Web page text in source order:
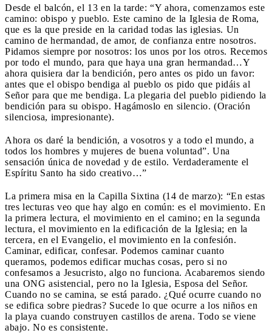
Desde el balcón, el 13 en la tarde: “Y ahora, comenzamos este
camino: obispo y pueblo. Este camino de la Iglesia de Roma,
que es la que preside en la caridad todas las iglesias. Un
camino de hermandad, de amor, de confianza entre nosotros.
Pidamos siempre por nosotros: los unos por los otros. Recemos
por todo el mundo, para que haya una gran hermandad…Y
ahora quisiera dar la bendición, pero antes os pido un favor:
antes que el obispo bendiga al pueblo os pido que pidáis al
Señor para que me bendiga. La plegaria del pueblo pidiendo la
bendición para su obispo. Hagámoslo en silencio. (Oración
silenciosa, impresionante).
Ahora os daré la bendición, a vosotros y a todo el mundo, a
todos los hombres y mujeres de buena voluntad”. Una
sensación única de novedad y de estilo. Verdaderamente el
Espíritu Santo ha sido creativo…”
La primera misa en la Capilla Sixtina (14 de marzo): “En estas
tres lecturas veo que hay algo en común: es el movimiento. En
la primera lectura, el movimiento en el camino; en la segunda
lectura, el movimiento en la edificación de la Iglesia; en la
tercera, en el Evangelio, el movimiento en la confesión.
Caminar, edificar, confesar. Podemos caminar cuanto
queramos, podemos edificar muchas cosas, pero si no
confesamos a Jesucristo, algo no funciona. Acabaremos siendo
una ONG asistencial, pero no la Iglesia, Esposa del Señor.
Cuando no se camina, se está parado. ¿Qué ocurre cuando no
se edifica sobre piedras? Sucede lo que ocurre a los niños en
la playa cuando construyen castillos de arena. Todo se viene
abajo. No es consistente.